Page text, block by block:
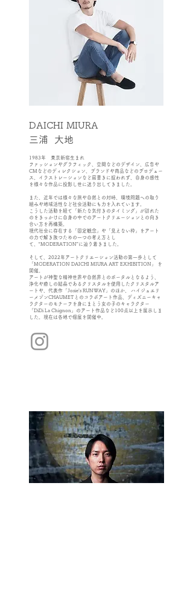
DAICHI MIURA
​三浦 大地
1983年 東京新宿生まれ
ファッションやグラフィック、空間などのデザイン、広告や
CMなどのディレクション、ブランドや商品などのプロデュー
ス、イラストレーションなど肩書きに捉われず、自身の感性
を様々な作品に投影し世に送り出してきました。
また、近年では様々な旅や自然との対峙、環境問題への取り
組みや地域活性など社会活動にも力を入れています。
こうした活動を経て「新たな気付きのタイミング」が訪れた
のをきっかけに自身の中でのアートクリエーションとの向き
合い方を再構築。
現代社会に存在する「固定観念」や「見えない枠」をアート
の力で解き放つための一つの考え方とし
て、“MODERATION”に辿り着きました。
そして、2022年アートクリエーション活動の第一歩として
「MODERATION DAICHI MIURA ART EXHIBITION」 を
開催。
アートが神聖な精神世界や自然界とのポータルとなるよう、
浄化や癒しの結晶であるクリスタルを使用したクリスタルア
ートや、代表作「Josie’s RUNWAY」のほか、 ハイジュエリ
ーメゾンCHAUMETとのコラボアート作品、ディズニーキャ
ラクターのモチーフを身にまとう女の子のキャラクター
「DiDi La Chignon」のアート作品など100点以上を展示しま
した。現在は各地で個展を開催中。